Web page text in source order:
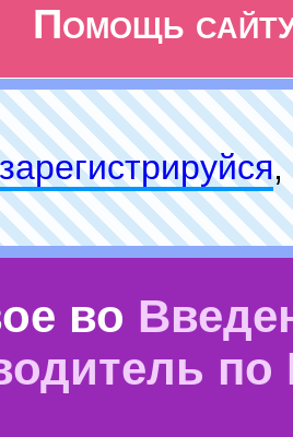
Помощь
зарeгиcтpируйся,
во